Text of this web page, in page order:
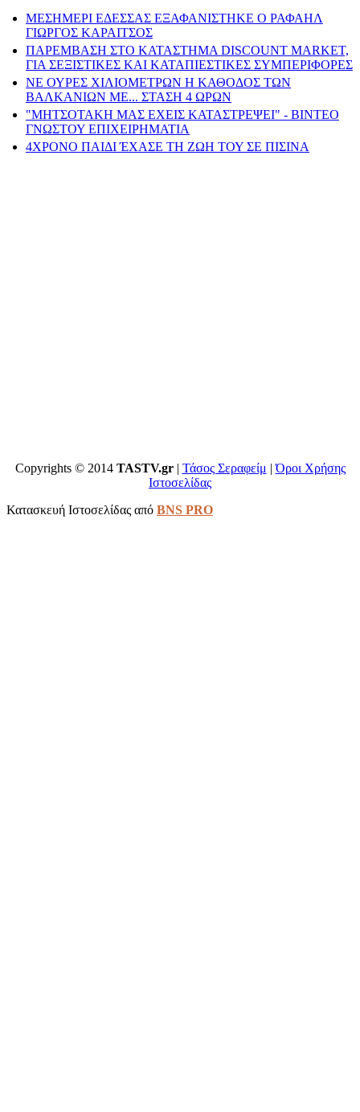
ΜΕΣΗΜΕΡΙ ΕΔΕΣΣΑΣ ΕΞΑΦΑΝΙΣΤΗΚΕ Ο ΡΑΦΑΗΛ
ΓΙΩΡΓΟΣ ΚΑΡΑΙΤΣΟΣ
ΠΑΡΕΜΒΑΣΗ ΣΤΟ ΚΑΤΑΣΤΗΜΑ DISCOUNT MARKET,
ΓΙΑ ΣΕΞΙΣΤΙΚΕΣ ΚΑΙ ΚΑΤΑΠΙΕΣΤΙΚΕΣ ΣΥΜΠΕΡΙΦΟΡΕΣ
ΝΕ ΟΥΡΕΣ ΧΙΛΙΟΜΕΤΡΩΝ Η ΚΑΘΟΔΟΣ ΤΩΝ
ΒΑΛΚΑΝΙΩΝ ΜΕ... ΣΤΑΣΗ 4 ΩΡΩΝ
"ΜΗΤΣΟΤΑΚΗ ΜΑΣ ΕΧΕΙΣ ΚΑΤΑΣΤΡΕΨΕΙ" - ΒΙΝΤΕΟ
ΓΝΩΣΤΟΥ ΕΠΙΧΕΙΡΗΜΑΤΙΑ
4ΧΡΟΝΟ ΠΑΙΔΙ ΈΧΑΣΕ ΤΗ ΖΩΗ ΤΟΥ ΣΕ ΠΙΣΙΝΑ
Copyrights © 2014 TASTV.gr| Τάσος Σεραφείμ |Όροι Χρήσης
Ιστοσελίδας
Κατασκευή Ιστοσελίδας από BNS PRO